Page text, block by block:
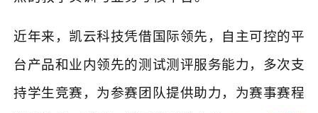
近年来，凯云科技凭借国际领先，自主可控的平
台产品和业内领先的测试测评服务能力，多次支
持学生竞赛，为参赛团队提供助力，为赛事赛程